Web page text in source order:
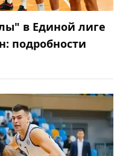
в Единой лиге
подробности